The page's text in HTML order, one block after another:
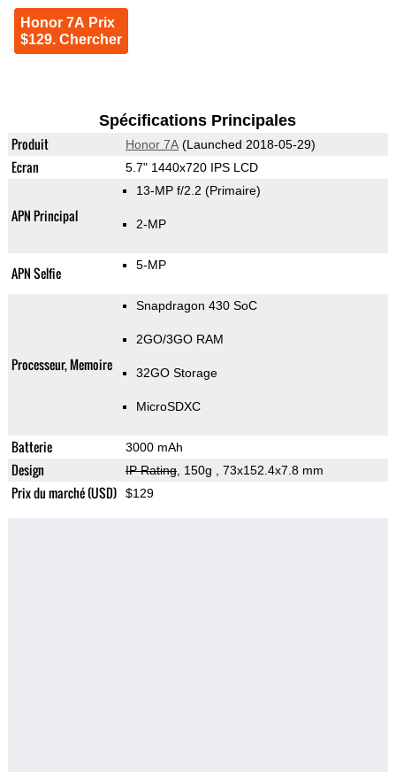
Honor 7A Prix
$129. Chercher
Spécifications Principales
Produit Honor 7A(Launched 2018-05-29)
Ecran 5.7" 1440x720 IPS LCD
APN Principal
13-MP f/2.2 (Primaire)
2-MP
APN Selfie 5-MP
Processeur, Memoire
Snapdragon 430 SoC
2GO/3GO RAM
32GO Storage
MicroSDXC
Batterie 3000 mAh
Design IP Rating, 150g , 73x152.4x7.8 mm
Prix du marché (USD) $129